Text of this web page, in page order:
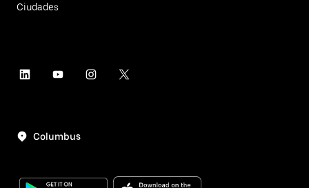
Ciudades
Columbus